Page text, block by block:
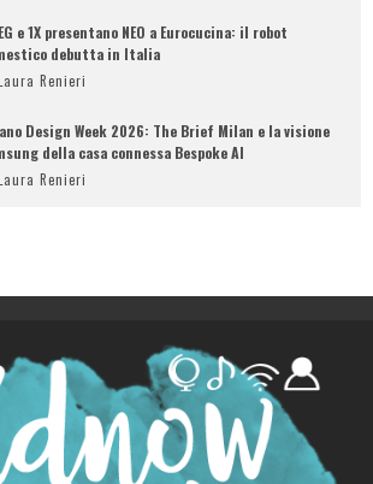
e 1X presentano NEO a Eurocucina: il robot
debutta in Italia
Renieri
Design Week 2026: The Brief Milan e la visione
della casa connessa Bespoke AI
Renieri